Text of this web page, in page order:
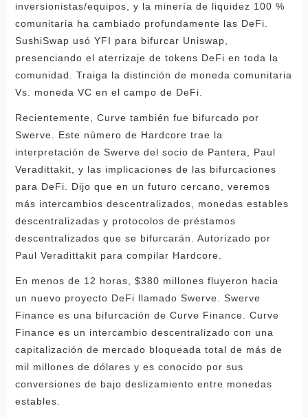
inversionistas/equipos, y la minería de liquidez 100 %
comunitaria ha cambiado profundamente las DeFi.
SushiSwap usó YFI para bifurcar Uniswap,
presenciando el aterrizaje de tokens DeFi en toda la
comunidad. Traiga la distinción de moneda comunitaria
Vs. moneda VC en el campo de DeFi.
Recientemente, Curve también fue bifurcado por
Swerve. Este número de Hardcore trae la
interpretación de Swerve del socio de Pantera, Paul
Veradittakit, y las implicaciones de las bifurcaciones
para DeFi. Dijo que en un futuro cercano, veremos
más intercambios descentralizados, monedas estables
descentralizadas y protocolos de préstamos
descentralizados que se bifurcarán. Autorizado por
Paul Veradittakit para compilar Hardcore.
En menos de 12 horas, $380 millones fluyeron hacia
un nuevo proyecto DeFi llamado Swerve. Swerve
Finance es una bifurcación de Curve Finance. Curve
Finance es un intercambio descentralizado con una
capitalización de mercado bloqueada total de más de
mil millones de dólares y es conocido por sus
conversiones de bajo deslizamiento entre monedas
estables.